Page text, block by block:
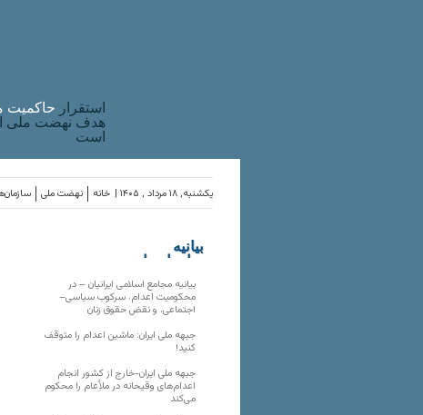
استقرار حاکميت
هدف نهضت ملی
است
نهضت ملی خانه یکشنبه, ۱۸ مرداد , ۱۴۰۵ |
بیانیه
سازمان‌های
بیانیه مجامع اسلامی ایرانیان – در
محکومیت اعدام، سرکوب سیاسی–
اجتماعی، و نقض حقوق زنان
جبهه ملی ایران: ماشین اعدام را متوقف
کنید!
جبهه ملی ایران-خارج از کشور انجام
اعدام‌های وقیحانه در ملأِعام را محکوم
می‌کند